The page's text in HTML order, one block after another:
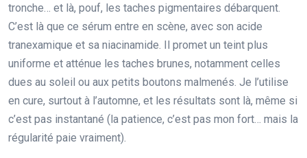
tronche… et là, pouf, les taches pigmentaires débarquent.
C’est là que ce sérum entre en scène, avec son acide
tranexamique et sa niacinamide. Il promet un teint plus
uniforme et atténue les taches brunes, notamment celles
dues au soleil ou aux petits boutons malmenés. Je l’utilise
en cure, surtout à l’automne, et les résultats sont là, même si
c’est pas instantané (la patience, c’est pas mon fort… mais la
régularité paie vraiment).